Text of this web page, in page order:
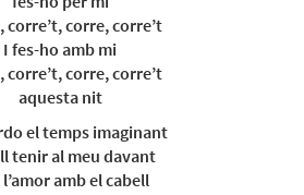
corre’t, corre, corre’t
I fes-ho amb mi
corre’t, corre, corre’t
aquesta nit
el temps imaginant
tenir al meu davant
amb el cabell